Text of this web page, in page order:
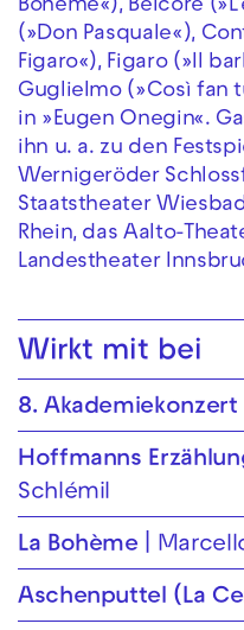
Bohème«), Belcore
(»Don Pasquale«),
Figaro«), Figaro (»Il
Guglielmo (»Così fan
in »Eugen Onegin«.
ihn u. a. zu den
Wernigeröder
Staatstheater
Rhein, das Aalto-
Landestheater
Wirkt mit bei
8. Akademiekonzert
Hoffmanns
Schlémil
La Bohème
Aschenputtel (La